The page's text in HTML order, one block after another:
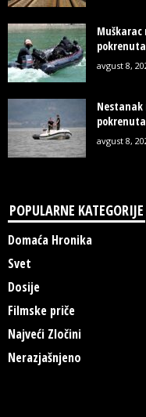
Muškarac
avgust 8,
Nestanak
avgust 8,
POPULARNE KATEGORIJE
Domaća Hronika
Svet
Dosije
Filmske priče
Najveći Zločini
Nerazjašnjeno